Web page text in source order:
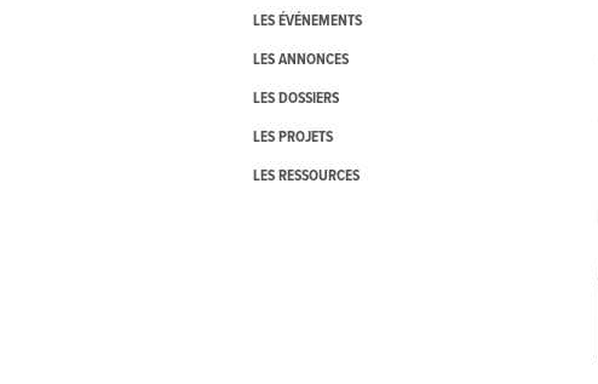
LES ÉVÉNEMENTS
LES ANNONCES
LES DOSSIERS
LES PROJETS
LES RESSOURCES